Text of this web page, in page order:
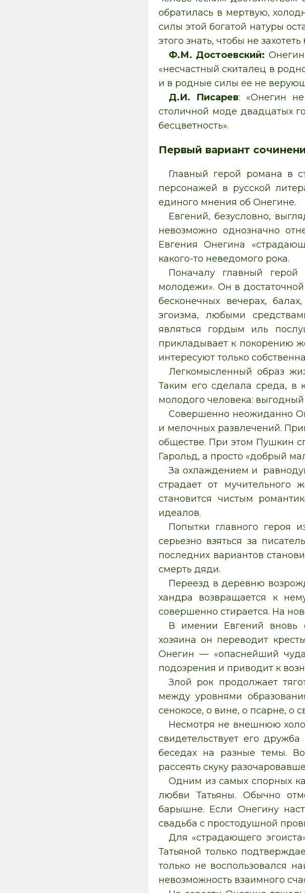
обратилась в мертвую,
силы этой богатой натуры
этого знать, чтобы не
Ф.М. Достоевский:
«несчастный скиталец в
и в родные силы ее не
Д.И. Писарев: «Онегин
столичной моде двадцатых
бесцветность».
Первый вариант
Главный герой романа в
персонажей в русской
единого мнения об Онегине.
Евгений, безусловно,
невозможно однозначно
Евгения Онегина
какого-то неведомого рока.
Поначалу главный герой
молодежи». Он в
бесконечных вечерах,
эгоизма, любыми
являться гордым иль
прикладывает к покорению
интересуют только
Легкомысленный образ
Таким его сделала среда, в
молодого человека:
Совершенно неожиданно
и мелочных развлечений.
обществе. При этом Пушкин
Гарольд, а просто «добрый
За охлаждением и
страдает от мучительного
становится чистым
идеалов.
Попытки главного героя
серьезно взяться за
последних вариантов
смерть дяди.
Переезд в деревню
хандра возвращается к
совершенно стирается. На
В имении Евгений вновь
хозяина он переводит
Онегин — «опаснейший
подозрения и приводит к
Злой рок продолжает
между уровнями
сенокосе, о вине, о псарне, о
Несмотря не внешнюю
свидетельствует его
беседах на разные темы.
рассеять скуку
Одним из самых спорных
любви Татьяны. Обычно
барышне. Если Онегину
свадьба с простодушной
Для «страдающего
Татьяной только
только не воспользовался
невозможность взаимного